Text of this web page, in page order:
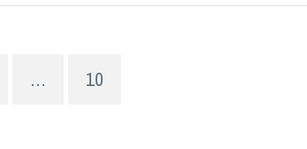
… 10